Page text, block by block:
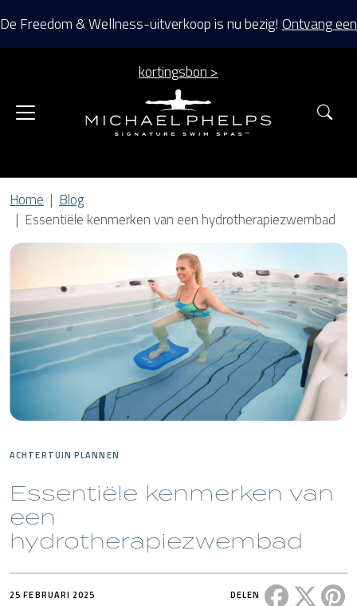
De Freedom & Wellness-uitverkoop is nu bezig! Ontvang een
kortingsbon >
Home
Blog
Essentiële kenmerken van een hydrotherapiezwembad
ACHTERTUIN PLANNEN
Essentiële kenmerken van
een
hydrotherapiezwembad
25 FEBRUARI 2025 DELEN Deel ditDeel